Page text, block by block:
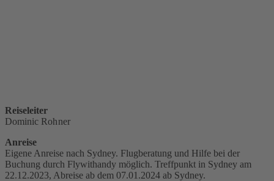
Reiseleiter
Dominic Rohner
Anreise
Eigene Anreise nach Sydney. Flugberatung und Hilfe bei der
Buchung durch Flywithandy möglich. Treffpunkt in Sydney am
22.12.2023, Abreise ab dem 07.01.2024 ab Sydney.